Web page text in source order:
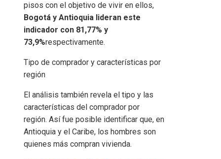
pisos con el objetivo de vivir en ellos,
Bogotá y Antioquia lideran este
indicador con 81,77% y
73,9%respectivamente.
Tipo de comprador y características por
región
El análisis también revela el tipo y las
características del comprador por
región. Así fue posible identificar que, en
Antioquia y el Caribe, los hombres son
quienes más compran vivienda.